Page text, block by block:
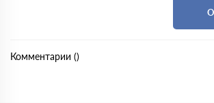
Комментарии ()